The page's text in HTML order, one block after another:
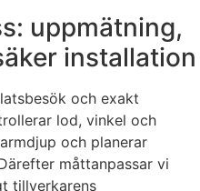
uppmätning,
installation
och exakt
lod, vinkel och
och planerar
måttanpassar vi
tillverkarens